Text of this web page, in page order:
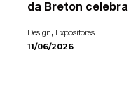
da Breton
Design, Expositores
11/06/2026